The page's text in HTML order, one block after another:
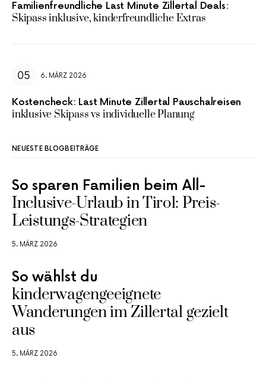
Familienfreundliche Last Minute Zillertal Deals:
Skipass inklusive, kinderfreundliche Extras
6. MÄRZ 2026
Kostencheck: Last Minute Zillertal Pauschalreisen
inklusive Skipass vs individuelle Planung
NEUESTE BLOGBEITRÄGE
So sparen Familien beim All-
Inclusive-Urlaub in Tirol: Preis-
Leistungs-Strategien
5. MÄRZ 2026
So wählst du
kinderwagengeeignete
Wanderungen im Zillertal gezielt
aus
5. MÄRZ 2026